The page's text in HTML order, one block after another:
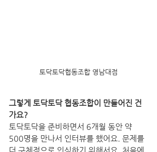
토닥토닥협동조합 영남대점
그렇게 토닥토닥 협동조합이 만들어진 건
가요?
토닥토닥을 준비하면서 6개월 동안 약
500명을 만나서 인터뷰를 했어요. 문제를